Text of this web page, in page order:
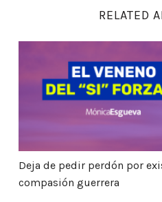
RELATED
Deja de pedir perdón
Deja de pedir perdón por
compasión guerrera